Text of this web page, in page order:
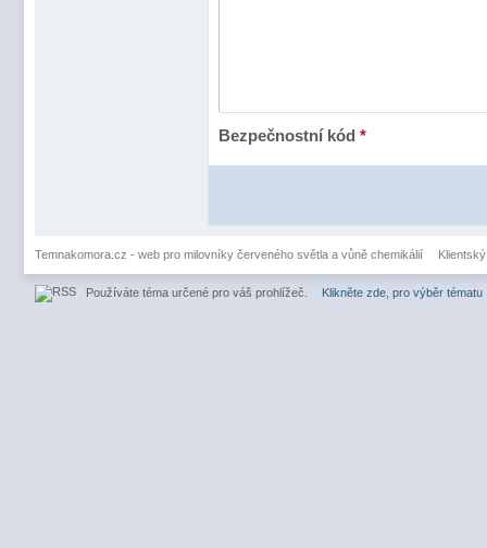
Bezpečnostní kód *
Temnakomora.cz - web pro milovníky červeného světla a vůně chemikálií
Používáte téma určené pro váš prohlížeč. Klikněte zde, pro výběr tématu